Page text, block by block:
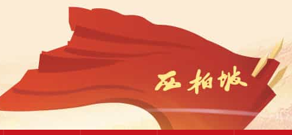
大思政课实践研修
红色教育研学课程